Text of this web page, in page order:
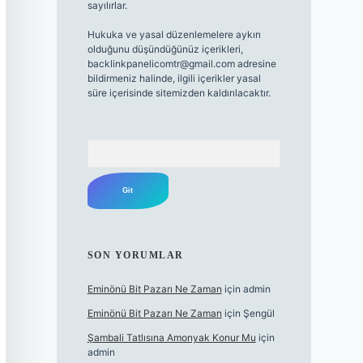
sayılırlar.
Hukuka ve yasal düzenlemelere aykırı
olduğunu düşündüğünüz içerikleri,
backlinkpanelicomtr@gmail.comadresine
bildirmeniz halinde, ilgili içerikler yasal
süre içerisinde sitemizden kaldırılacaktır.
SON YORUMLAR
Eminönü Bit Pazarı Ne Zaman için admin
Eminönü Bit Pazarı Ne Zaman için Şengül
Şambali Tatlısına Amonyak Konur Mu için
admin